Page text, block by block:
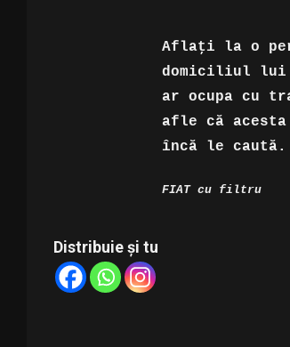
Aflaţi la o
domiciliul lui
ar ocupa cu
afle că
încă le caută.
FIAT cu filtru
Distribuie și tu